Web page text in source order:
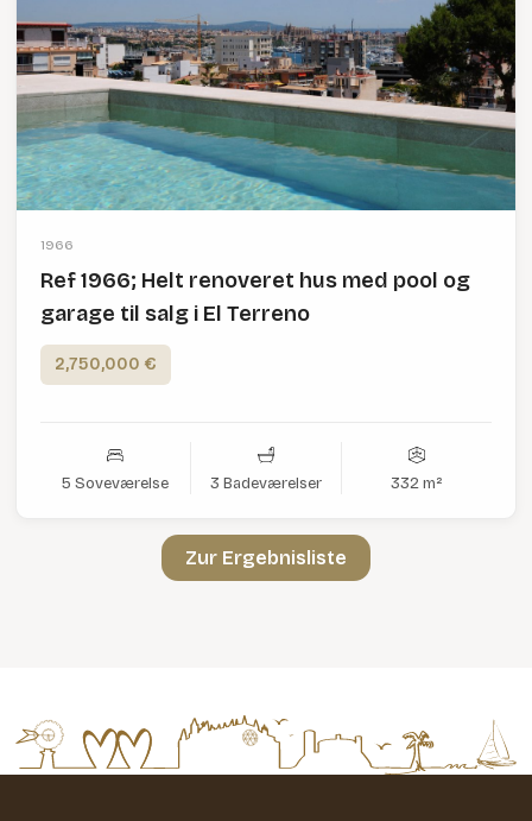
1966
Ref 1966; Helt renoveret hus med pool og
garage til salg i El Terreno
2,750,000 €
5 Soveværelse 3 Badeværelser 332 m²
Zur Ergebnisliste